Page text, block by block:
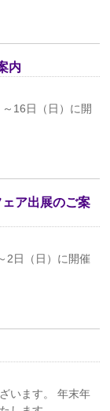
内
16日（日）に開
ア出展のご案
2日（日）に開催
います。 年末年